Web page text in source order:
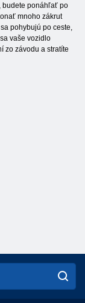
budete ponáhľať po
mnoho zákrut
pohybujú po ceste,
vaše vozidlo
zo závodu a stratíte